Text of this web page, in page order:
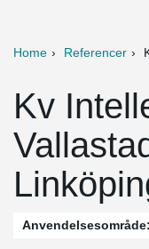
Home Referencer
Kv
Anvendelsesområde: